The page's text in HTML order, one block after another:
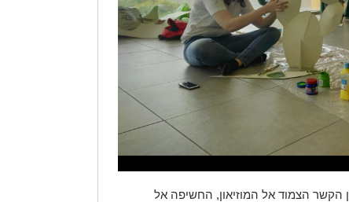
הקשר הצמוד אל המוזיאון, החשיפה אל